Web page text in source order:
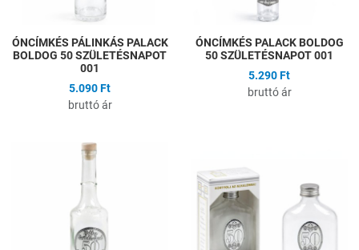
ÓNCÍMKÉS PÁLINKÁS PALACK
BOLDOG 50 SZÜLETÉSNAPOT
001
5.090 Ft
bruttó ár
ÓNCÍMKÉS PALACK BOLDOG
50 SZÜLETÉSNAPOT 001
5.290 Ft
bruttó ár
Összehasonlítás
Gyors nézet